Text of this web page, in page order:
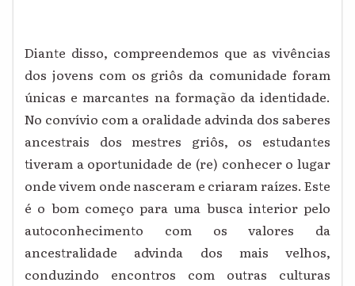
Diante disso, compreendemos que as vivências
dos jovens com os griôs da comunidade foram
únicas e marcantes na formação da identidade.
No convívio com a oralidade advinda dos saberes
ancestrais dos mestres griôs, os estudantes
tiveram a oportunidade de (re) conhecer o lugar
onde vivem onde nasceram e criaram raízes. Este
é o bom começo para uma busca interior pelo
autoconhecimento com os valores da
ancestralidade advinda dos mais velhos,
conduzindo encontros com outras culturas